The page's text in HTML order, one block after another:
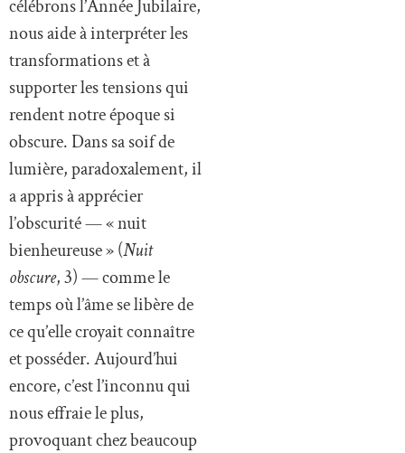
célébrons l’Année Jubilaire,
nous aide à interpréter les
transformations et à
supporter les tensions qui
rendent notre époque si
obscure. Dans sa soif de
lumière, paradoxalement, il
a appris à apprécier
l’obscurité — « nuit
bienheureuse » (Nuit
obscure, 3) — comme le
temps où l’âme se libère de
ce qu’elle croyait connaître
et posséder. Aujourd’hui
encore, c’est l’inconnu qui
nous effraie le plus,
provoquant chez beaucoup